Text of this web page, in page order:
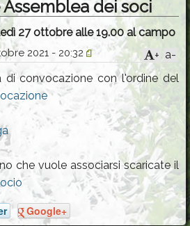
dei soci
27 ottobre alle 19.00 al campo
2021 - 20:32 a-
+
convocazione con l'ordine del
che vuole associarsi scaricate il
Google+